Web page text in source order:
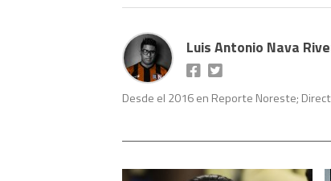
Luis Antonio Nava
Desde el 2016 en Reporte Noreste;